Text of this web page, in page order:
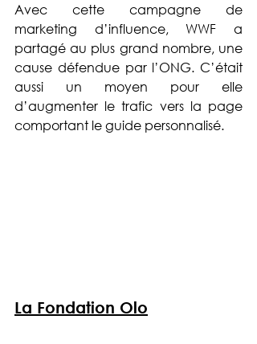
Avec cette campagne de
marketing d’influence, WWF a
partagé au plus grand nombre, une
cause défendue par l’ONG. C’était
aussi un moyen pour elle
d’augmenter le trafic vers la page
comportant le guide personnalisé.
La Fondation Olo